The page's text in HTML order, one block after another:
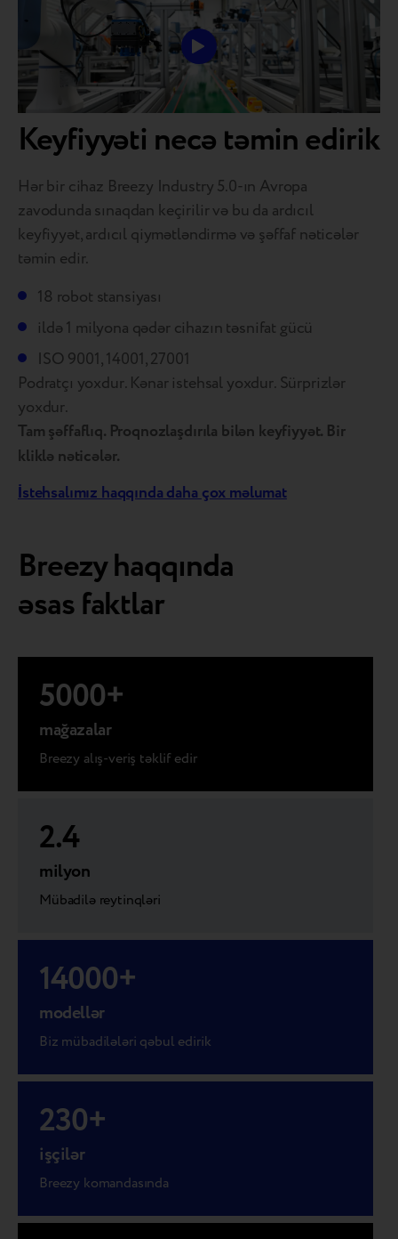
Keyfiyyəti necə təmin edirik
Hər bir cihaz Breezy Industry 5.0-ın Avropa
zavodunda sınaqdan keçirilir və bu da ardıcıl
keyfiyyət, ardıcıl qiymətləndirmə və şəffaf nəticələr
təmin edir.
18 robot stansiyası
ildə 1 milyona qədər cihazın təsnifat gücü
ISO 9001, 14001, 27001
Podratçı yoxdur. Kənar istehsal yoxdur. Sürprizlər
yoxdur.
Tam şəffaflıq. Proqnozlaşdırıla bilən keyfiyyət. Bir
kliklə nəticələr.
İstehsalımız haqqında daha çox məlumat
Breezy haqqında
əsas faktlar
5000+
mağazalar
Breezy alış-veriş təklif edir
2.4
milyon
Mübadilə reytinqləri
14000+
modellər
Biz mübadilələri qəbul edirik
230+
işçilər
Breezy komandasında